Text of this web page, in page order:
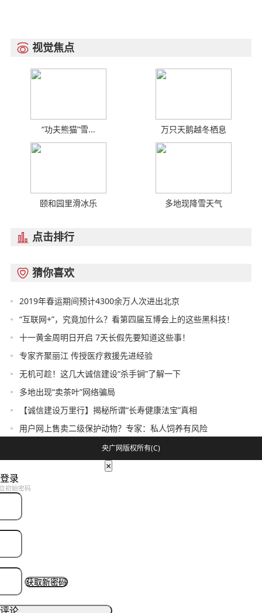
 视觉焦点
“功夫熊猫”雪... 万只天鹅越冬栖息
颐和园里滑冰乐 多地现降雪天气
 点击排行
 猜你喜欢
2019年春运期间预计4300余万人次进出北京
“互联网+”，究竟加什么？看第四届互博会上的这些黑科技！
十一黄金周明日开启 7天长假先要知道这些事！
专家齐聚丽江 传授医疗救援先进经验
无机可趁！这几大诚信建设“杀手锏”了解一下
多地出现“卖茶叶”网络骗局
【诚信建设万里行】揭秘所谓“长寿健康法宝”真相
用户网上售卖二级保护动物？专家：私人饲养有风险
央广网版权所有(C)
×
录
初始密码
获取新密码